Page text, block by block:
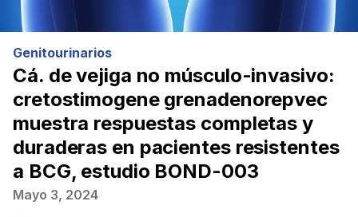
Genitourinarios
Cá. de vejiga no músculo-invasivo:
cretostimogene grenadenorepvec
muestra respuestas completas y
duraderas en pacientes resistentes
a BCG, estudio BOND-003
Mayo 3, 2024